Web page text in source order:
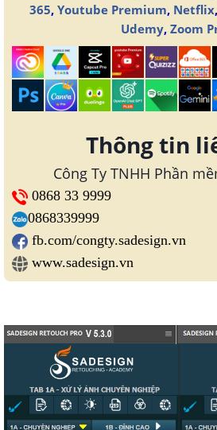
365, Youtube Premium, Netflix,
Udemy, Zoom
Thông tin
Công Ty TNHH Phần
0868 33 9999
0868339999
fb.com/congty.sadesign.vn
www.sadesign.vn